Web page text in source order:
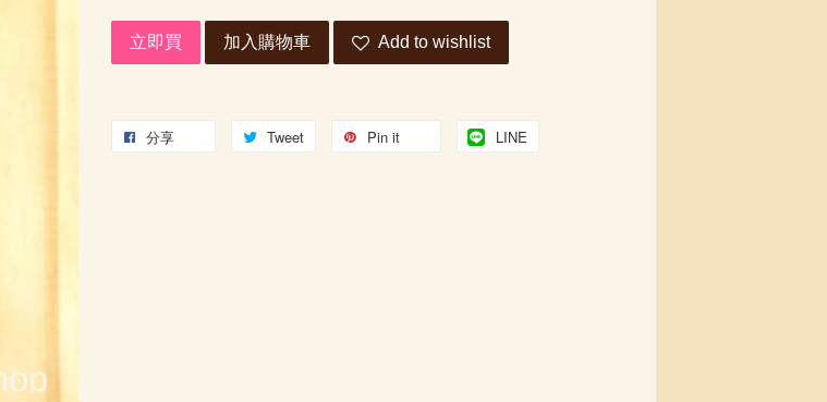
立即買 加入購物車 Add to wishlist
分享 Tweet Pin it LINE